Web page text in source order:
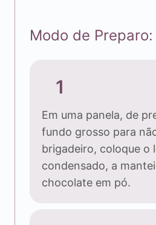
Modo de Preparo:
1
Em uma panela, de
fundo grosso para
brigadeiro, coloque o
condensado, a
chocolate em pó.